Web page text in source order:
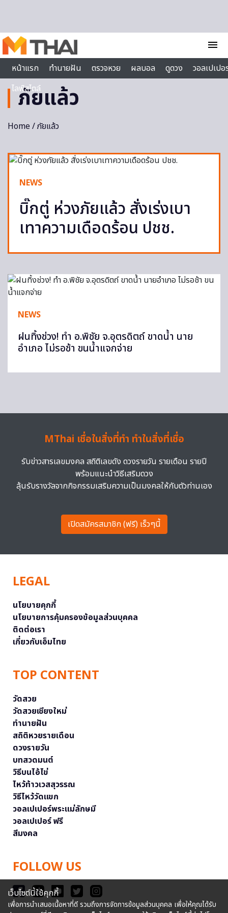
menu
หน้าแรก
ทำนายฝัน ตรวจหวย ผลบอล ดูดวง
วอลเปเป
ไลฟ์สไตล์
ภัยแล้ว
Home/ ภัยแล้ว
NEWS
บิ๊กตู่ ห่วงภัยแล้ว สั่งเร่งเบา
เทาความเดือดร้อน ปชช.
NEWS
ฝนทิ้งช่วง! ทำ อ.พิชัย จ.อุตรดิตถ์ ขาดน้ำ นาย
อำเภอ ไม่รอช้า ขนน้ำแจกจ่าย
MThai เชื่อในสิ่งที่ทำ ทำในสิ่งที่เชื่อ
รับข่าวสารเลขมงคล สถิติเลขดัง ดวงรายวัน รายเดือน รายปี
พร้อมแนะนำวิธีเสริมดวง
ลุ้นรับรางวัลจากกิจกรรมเสริมความเป็นมงคลให้กับตัวท่านเอง
เปิดสมัครสมาชิก (ฟรี) เร็วๆนี้
LEGAL
นโยบายคุกกี้
นโยบายการคุ้มครองข้อมูลส่วนบุคคล
ติดต่อเรา
เกี่ยวกับเอ็มไทย
TOP CONTENT
วัดสวย
วัดสวยเชียงใหม่
ทำนายฝัน
สถิติหวยรายเดือน
ดวงรายวัน
บทสวดมนต์
วิธีบนไอ้ไข่
ไหว้ท้าวเวสสุวรรณ
วิธีไหว้วัดแขก
วอลเปเปอร์พระแม่ลักษมี
วอลเปเปอร์ ฟรี
สีมงคล
FOLLOW US
เว็บไซต์นี้ใช้คุกกี้
เพื่อการนำเสนอเนื้อหาที่ดี รวมถึงการจัดการข้อมูลส่วนบุคคล เพื่อให้คุณได้รับ